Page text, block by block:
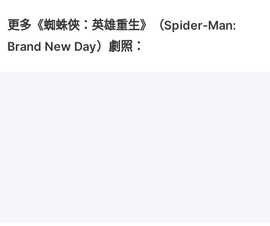
更多《蜘蛛俠：英雄重生》（Spider-Man:
Brand New Day）劇照：